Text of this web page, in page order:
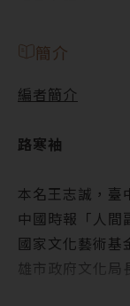
簡介
編者簡介
路寒袖
本名王志誠，臺
中國時報「人間
國家文化藝術基
雄市政府文化局